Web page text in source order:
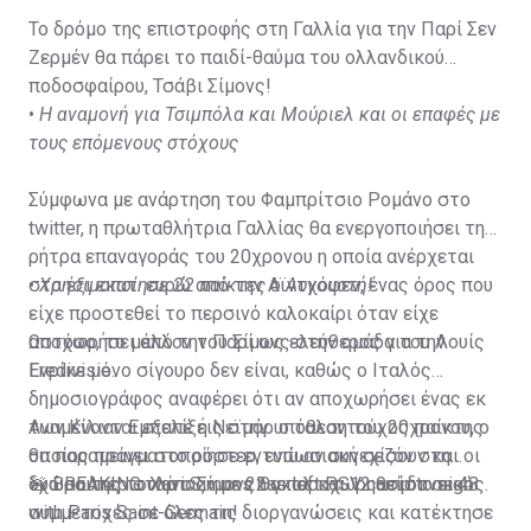
Το δρόμο της επιστροφής στη Γαλλία για την Παρί Σεν
Ζερμέν θα πάρει το παιδί-θαύμα του ολλανδικού
ποδοσφαίρου, Τσάβι Σίμονς!
• Η αναμονή για Τσιμπόλα και Μούριελ και οι επαφές με
τους επόμενους στόχους
Σύμφωνα με ανάρτηση του Φαμπρίτσιο Ρομάνο στο
twitter, η πρωταθλήτρια Γαλλίας θα ενεργοποιήσει τη
ρήτρα επαναγοράς του 20χρονου η οποία ανέρχεται
στα έξι εκατ. ευρώ από την Αϊντχόφεν, ένας όρος που
είχε προστεθεί το περσινό καλοκαίρι όταν είχε
αποχωρήσει από την Παρί ως ελεύθερος για την
Eredivisie.
•Χρησιμοποίησε 22 παίκτες ο Αυγουστή!
Ωστόσο, το μέλλον του Σίμονς στην ομάδα του Λουίς
Ενρίκε μόνο σίγουρο δεν είναι, καθώς ο Ιταλός
δημοσιογράφος αναφέρει ότι αν αποχωρήσει ένας εκ
των Κίλιαν Εμπαπέ ή Νεϊμάρ o ταλαντούχος παίκτης
θα παραμείνει στο ρόστερ, ενώ αν συνεχίσουν και οι
δυο σούπερ σταρ ο Σίμονς θα παραχωρηθεί δανεικός.
Αναμένονται εξελίξεις στην υπόθεση του 20χρονου, ο
οποίος πραγματοποίησε εντυπωσιακή σεζόν στη
«χώρα της τουλίπας» με 22 γκολ και 12 ασίστ σε 48
συμμετοχές σε όλες τις διοργανώσεις και κατέκτησε
🚨 BREAKING: Xavi Simons has left PSV camp to sign
with Paris Saint-Germain!